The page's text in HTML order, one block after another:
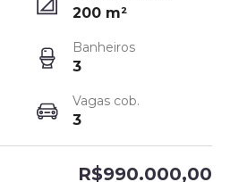
200 m²
Banheiros
3
Vagas cob.
3
R$990.000,00